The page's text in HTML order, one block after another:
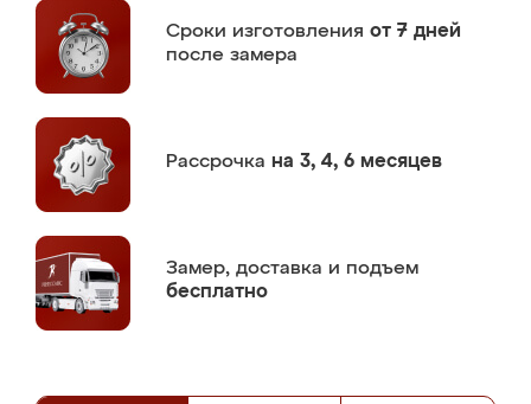
Сроки изготовления от 7 дней
после замера
Рассрочка на 3, 4, 6 месяцев
Замер, доставка и подъем
бесплатно